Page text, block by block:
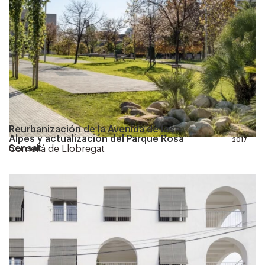
2017
Reurbanización de la Avenida de los
Alpes y actualización del Parque Rosa
Sensat
Cornellá de Llobregat